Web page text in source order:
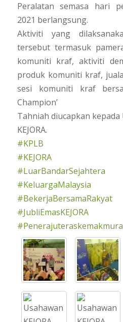
Peralatan semasa hari
2021 berlangsung.
Aktiviti yang
tersebut termasuk
komuniti kraf, aktiviti
produk komuniti kraf,
sesi komuniti kraf
Champion’
Tahniah diucapkan
KEJORA.
#KPLB
#KEJORA
#LuarBandarSejahtera
#KeluargaMalaysia
#BekerjaBersamaRakyat
#JubliEmasKEJORA